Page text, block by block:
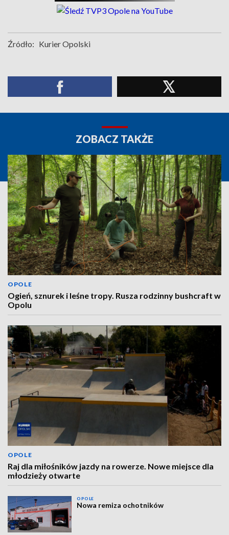
Źródło: Kurier Opolski
ZOBACZ TAKŻE
OPOLE
Ogień, sznurek i leśne tropy. Rusza rodzinny bushcraft w
Opolu
OPOLE
Raj dla miłośników jazdy na rowerze. Nowe miejsce dla
młodzieży otwarte
OPOLE
Nowa remiza ochotników